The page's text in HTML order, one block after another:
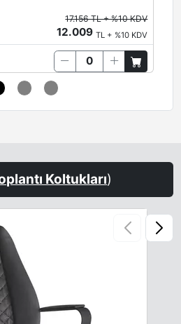
17.156 TL + %10 KDV
12.009TL + %10 KDV
Koltukları)